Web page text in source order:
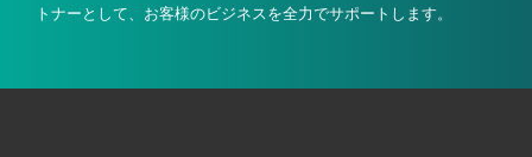
トナーとして、お客様のビジネスを全力でサポートします。